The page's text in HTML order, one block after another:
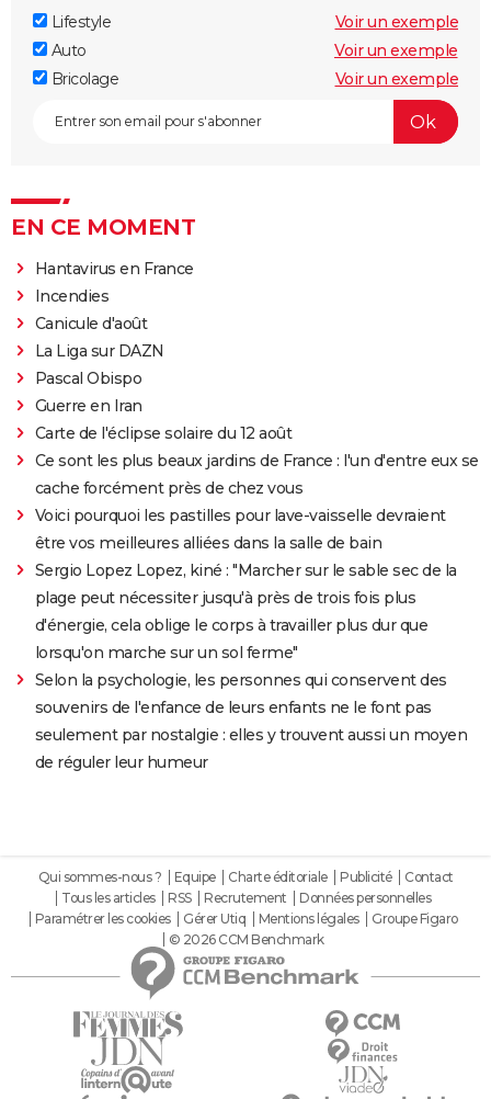
Lifestyle
Voir un exemple
Auto
Voir un exemple
Bricolage
Voir un exemple
EN CE MOMENT
Hantavirus en France
Incendies
Canicule d'août
La Liga sur DAZN
Pascal Obispo
Guerre en Iran
Carte de l'éclipse solaire du 12 août
Ce sont les plus beaux jardins de France : l'un d'entre eux se
cache forcément près de chez vous
Voici pourquoi les pastilles pour lave-vaisselle devraient
être vos meilleures alliées dans la salle de bain
Sergio Lopez Lopez, kiné : "Marcher sur le sable sec de la
plage peut nécessiter jusqu'à près de trois fois plus
d'énergie, cela oblige le corps à travailler plus dur que
lorsqu'on marche sur un sol ferme"
Selon la psychologie, les personnes qui conservent des
souvenirs de l'enfance de leurs enfants ne le font pas
seulement par nostalgie : elles y trouvent aussi un moyen
de réguler leur humeur
Qui sommes-nous ? Equipe Charte éditoriale Publicité
Contact
Tous les articles
RSS Recrutement
Données personnelles
Paramétrer les cookies
Gérer Utiq Mentions légales
Groupe Figaro
© 2026 CCM Benchmark